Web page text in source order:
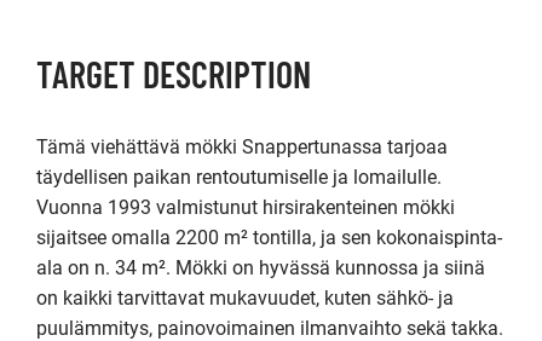
TARGET DESCRIPTION
Tämä viehättävä mökki Snappertunassa tarjoaa
täydellisen paikan rentoutumiselle ja lomailulle.
Vuonna 1993 valmistunut hirsirakenteinen mökki
sijaitsee omalla 2200 m² tontilla, ja sen kokonaispinta-
ala on n. 34 m². Mökki on hyvässä kunnossa ja siinä
on kaikki tarvittavat mukavuudet, kuten sähkö- ja
puulämmitys, painovoimainen ilmanvaihto sekä takka.